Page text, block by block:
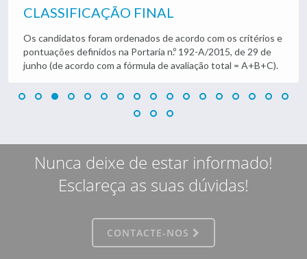
Nunca deixe de estar informado!
Esclareça as suas dúvidas!
CONTACTE-NOS